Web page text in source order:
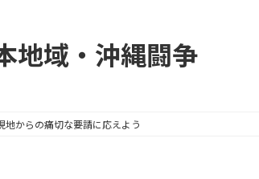
地域・沖縄闘争
地からの痛切な要請に応えよう